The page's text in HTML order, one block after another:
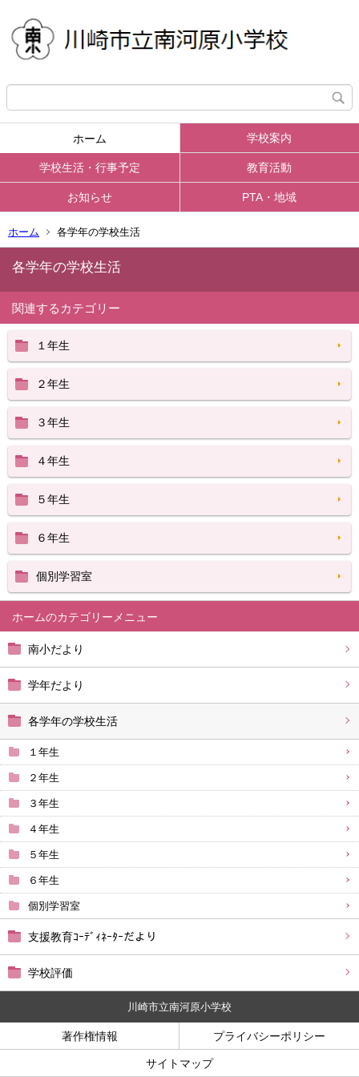
ホーム 学校案内
学校生活・行事予定 教育活動
お知らせ PTA・地域
ホーム 各学年の学校生活
ホーム
南小だより
学年だより
各学年の学校生活
１年生
２年生
３年生
４年生
５年生
６年生
個別学習室
支援教育ｺｰﾃﾞｨﾈｰﾀｰだより
学校評価
各学年の学校生活
関連するカテゴリー
１年生
２年生
３年生
４年生
５年生
６年生
個別学習室
川崎市立南河原小学校
著作権情報 プライバシーポリシー
サイトマップ